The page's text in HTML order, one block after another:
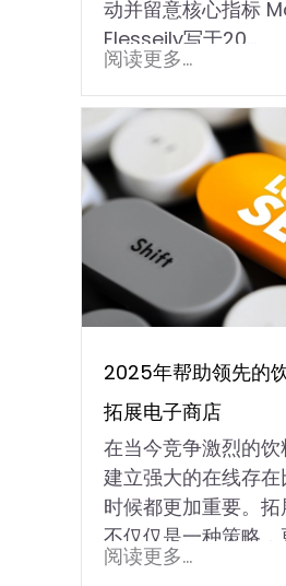
动并留意核心指标
Elesseily写于20...
阅读更多...
2025年帮助领先的
拓展电子商店
在当今竞争激烈的饮
建立强大的在线存
时候都更加重要。拓
不仅仅是一种策略，
阅读更多...